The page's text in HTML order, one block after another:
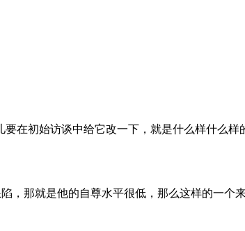
在初始访谈中给它改一下，就是什么样什么
，那就是他的自尊水平很低，那么这样的一个